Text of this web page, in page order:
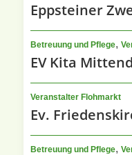
Eppsteiner
Betreuung und Pflege,
EV Kita
Veranstalter Flohmarkt
Ev.
Betreuung und Pflege,